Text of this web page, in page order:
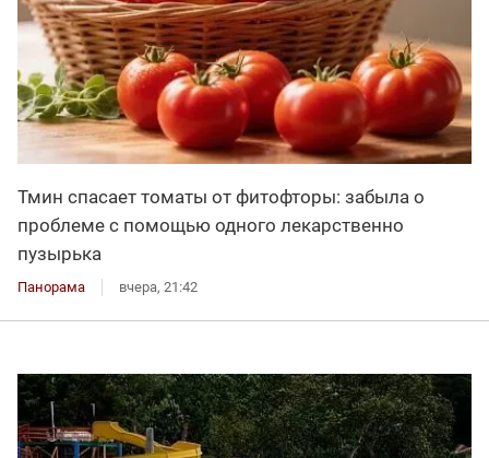
Тмин спасает томаты от фитофторы: забыла о
проблеме с помощью одного лекарственно
пузырька
Панорама вчера, 21:42